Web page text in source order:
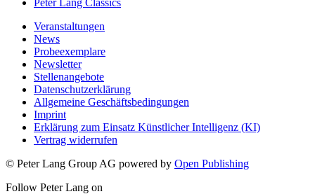
Peter Lang Classics
Veranstaltungen
News
Probeexemplare
Newsletter
Stellenangebote
Datenschutzerklärung
Allgemeine Geschäftsbedingungen
Imprint
Erklärung zum Einsatz Künstlicher Intelligenz (KI)
Vertrag widerrufen
© Peter Lang Group AG powered by Open Publishing
Follow Peter Lang on